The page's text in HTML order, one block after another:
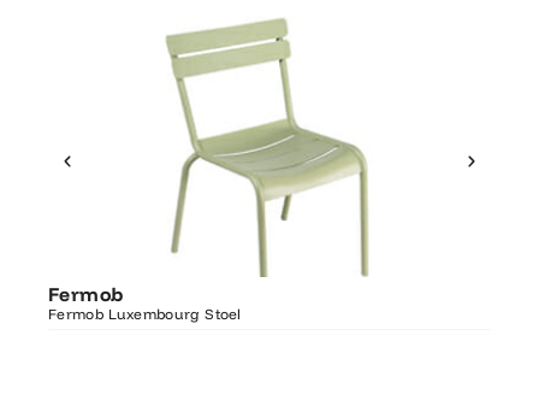
Fermob
Fermob Luxembourg Stoel
Ontdek Fermob
Luxembourg Stoel